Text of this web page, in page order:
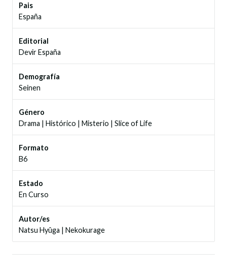
Pais
España
Editorial
Devir España
Demografía
Seinen
Género
Drama | Histórico | Misterio | Slice of Life
Formato
B6
Estado
En Curso
Autor/es
Natsu Hyûga | Nekokurage